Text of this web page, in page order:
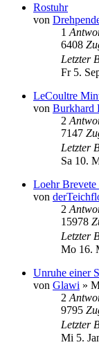
Rostuhr
von
1
6408
Letzter
Fr 5.
LeCoultre
von Burkhard
2
7147
Letzter
Sa 10.
Loehr
von
2
15978
Letzter
Mo 16.
Unruhe einer
von Glawi »
2
9795
Letzter
Mi 5.